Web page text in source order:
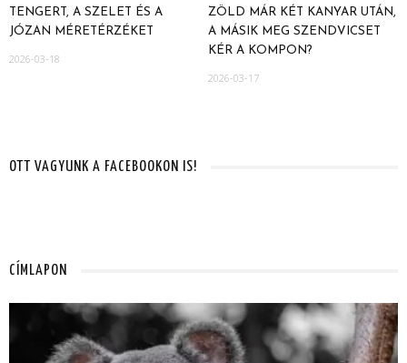
TENGERT, A SZELET ÉS A
JÓZAN MÉRETÉRZÉKET
2026-03-18
ZÖLD MÁR KÉT KANYAR UTÁN,
A MÁSIK MEG SZENDVICSET
KÉR A KOMPON?
2026-03-17
OTT VAGYUNK A FACEBOOKON IS!
CÍMLAPON